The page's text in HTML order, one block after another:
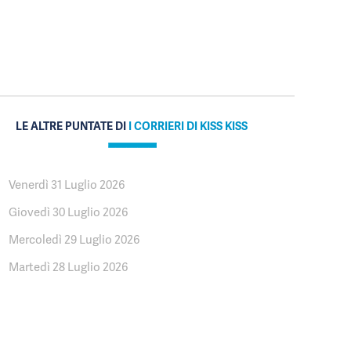
LE ALTRE PUNTATE DI I CORRIERI DI KISS KISS
Venerdì 31 Luglio 2026
Giovedì 30 Luglio 2026
Mercoledì 29 Luglio 2026
Martedì 28 Luglio 2026